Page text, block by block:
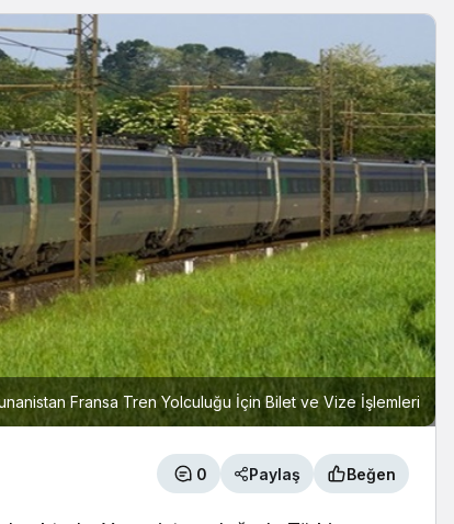
Fransa Tren Yolculuğu İçin Bilet ve Vize İşlemleri
0 Paylaş Beğen